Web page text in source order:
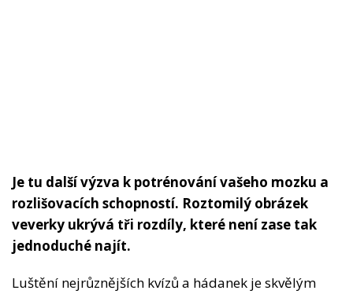
Je tu další výzva k potrénování vašeho mozku a
rozlišovacích schopností. Roztomilý obrázek
veverky ukrývá tři rozdíly, které není zase tak
jednoduché najít.
Luštění nejrůznějších kvízů a hádanek je skvělým